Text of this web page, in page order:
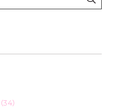
索
（34）